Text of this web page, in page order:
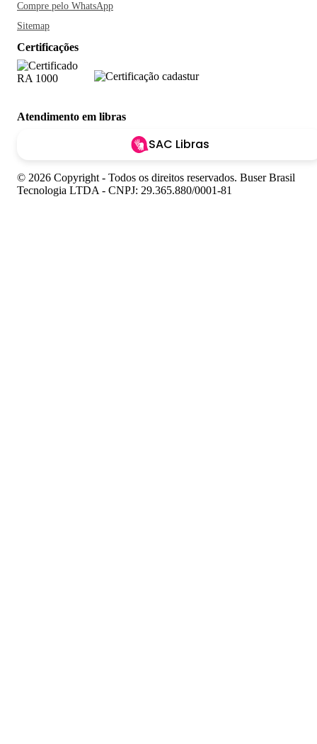
Compre pelo WhatsApp
Sitemap
Certificações
Atendimento em libras
SAC Libras
© 2026 Copyright - Todos os direitos reservados. Buser Brasil
Tecnologia LTDA - CNPJ: 29.365.880/0001-81